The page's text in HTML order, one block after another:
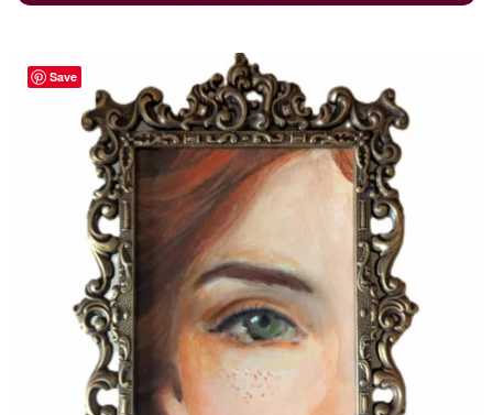
Save